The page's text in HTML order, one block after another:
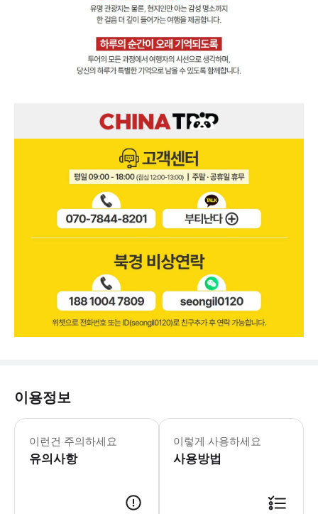
이용정보
이런건 주의하세요
유의사항
본 투어는 최소 4인 이상 예약 시 출
이렇게 사용하세요
사용방법